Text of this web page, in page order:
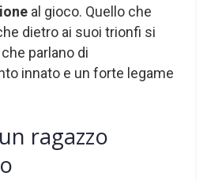
al gioco. Quello che
dietro ai suoi trionfi si
parlano di
innato e un forte legame
ragazzo